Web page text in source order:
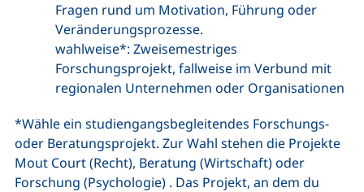
Fragen rund um Motivation, Führung oder
Veränderungsprozesse.
wahlweise*: Zweisemestriges
Forschungsprojekt, fallweise im Verbund mit
regionalen Unternehmen oder Organisationen
*Wähle ein studiengangsbegleitendes Forschungs-
oder Beratungsprojekt. Zur Wahl stehen die Projekte
Mout Court(Recht), Beratung (Wirtschaft) oder
Forschung (Psychologie) . Das Projekt, an dem du